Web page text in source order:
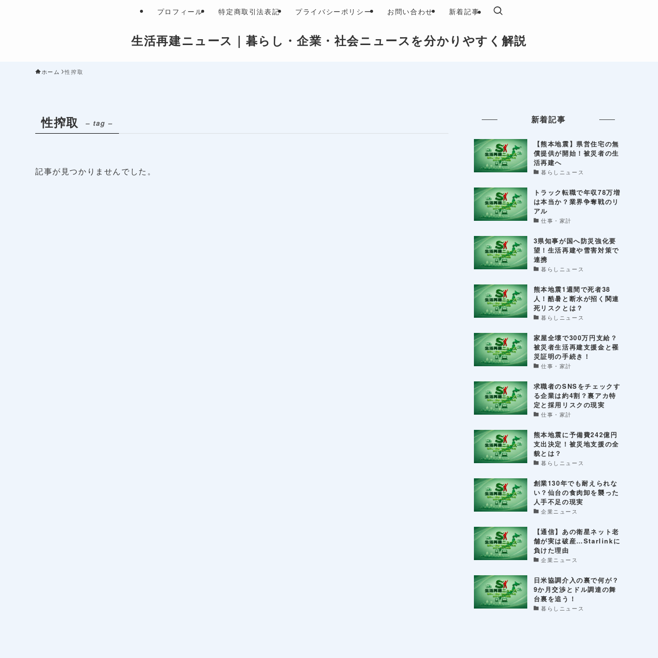
生活再建ニュース｜暮らし・企業・社会ニュースを分かりやすく解説
プロフィール 特定商取引法表記 プライバシーポリシー お問い合わせ 新着記事
ホーム 性搾取
性搾取 – tag –
記事が見つかりませんでした。
新着記事
【熊本地震】県営住宅の無
償提供が開始！被災者の生
活再建へ
暮らしニュース
トラック転職で年収78万増
は本当か？業界争奪戦のリ
アル
仕事・家計
3県知事が国へ防災強化要
望！生活再建や雪害対策で
連携
暮らしニュース
熊本地震1週間で死者38
人！酷暑と断水が招く関連
死リスクとは？
暮らしニュース
家屋全壊で300万円支給？
被災者生活再建支援金と罹
災証明の手続き！
仕事・家計
求職者のSNSをチェックす
る企業は約4割？裏アカ特
定と採用リスクの現実
仕事・家計
熊本地震に予備費242億円
支出決定！被災地支援の全
貌とは？
暮らしニュース
創業130年でも耐えられな
い？仙台の食肉卸を襲った
人手不足の現実
企業ニュース
【通信】あの衛星ネット老
舗が実は破産…Starlinkに
負けた理由
企業ニュース
日米協調介入の裏で何が？
9か月交渉とドル調達の舞
台裏を追う！
暮らしニュース